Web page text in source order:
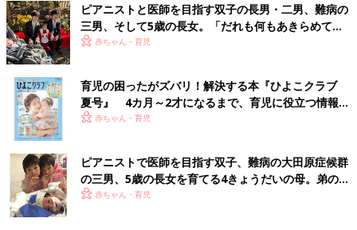
ピアニストと医師を目指す双子の長男・二男、難病の
三男、そして5歳の長女。「だれも何もあきらめてほ
しくない」母の思い
赤ちゃん・育児
育児の困ったがズバリ！解決する本『ひよこクラブ
夏号』 4カ月～2才になるまで、育児に役立つ情報が
いっぱい！
赤ちゃん・育児
ピアニストで医師を目指す双子、難病の大田原症候群
の三男、5歳の長女を育てる4きょうだいの母。弟の命
を守るため「こうちゃん憲法」を家族で作った
赤ちゃん・育児